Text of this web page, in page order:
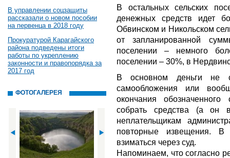
В управлении соцзащиты
рассказали о новом пособии
на первенца в 2018 году
Прокуратурой Карагайского
района подведены итоги
работы по укреплению
законности и правопорядка за
2017 год
ФОТОГАЛЕРЕЯ
В остальных сельских
денежных средств идет
Обвинском и Никольском
от запланированной
поселении – немного
поселении – 30%, в
В основном деньги не
самообложения или
окончания
собрать средства (а он
неплательщикам
повторные извещения. В
взиматься через суд.
Напоминаем, что согласно